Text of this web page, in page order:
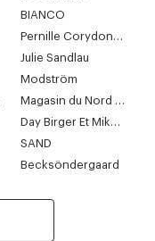
BIANCO
Pernille Corydon Jewellery
Julie Sandlau
Modström
Magasin du Nord Collection
Day Birger Et Mikkelsen
SAND
Becksöndergaard